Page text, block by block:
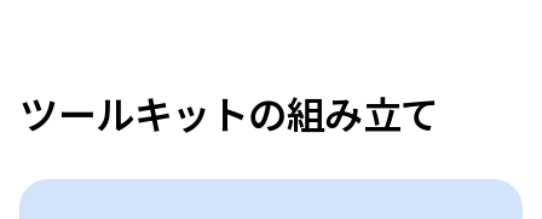
ツールキットの組み立て